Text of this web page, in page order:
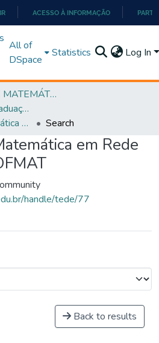
PARA
O
ACESSO À INFORMAÇÃO
All of
DSpace
Statistics Log In
INSTITUTO DE MATEMÁTICA E TECNOLOGIA
Programa de Pós-Graduação em Matemática (PROFMAT)
Mestrado em Matemática em Rede Nacional - PROFMAT
Search
em Rede
handle/tede/77
Back to results